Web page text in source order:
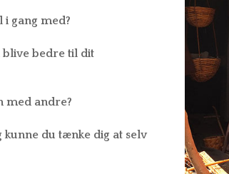
gang med?
bedre til dit
med andre?
kunne du tænke dig at selv